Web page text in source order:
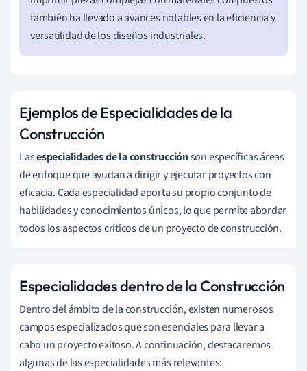
también ha llevado a avances notables en la eficiencia y
versatilidad de los diseños industriales.
Ejemplos de Especialidades de la
Construcción
Lasespecialidades de la construcciónson específicas áreas
de enfoque que ayudan a dirigir y ejecutar proyectos con
eficacia. Cada especialidad aporta su propio conjunto de
habilidades y conocimientos únicos, lo que permite abordar
todos los aspectos críticos de un proyecto de construcción.
Especialidades dentro de la Construcción
Dentro del ámbito de la construcción, existen numerosos
campos especializados que son esenciales para llevar a
cabo un proyecto exitoso. A continuación, destacaremos
algunas de las especialidades más relevantes: